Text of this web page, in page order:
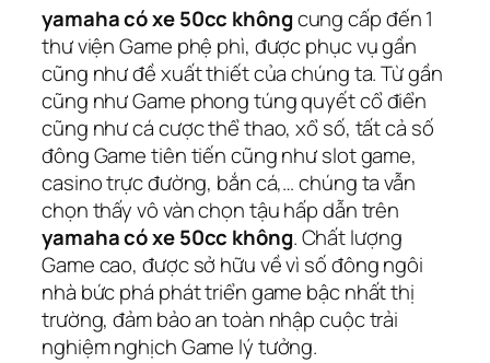
yamaha có xe 50cc khôngcung cấp đến 1
thư viện Game phệ phì, được phục vụ gần
cũng như đề xuất thiết của chúng ta. Từ gần
cũng như Game phong túng quyết cổ điển
cũng như cá cược thể thao, xổ số, tất cả số
đông Game tiên tiến cũng như slot game,
casino trực đường, bắn cá,… chúng ta vẫn
chọn thấy vô vàn chọn tậu hấp dẫn trên
yamaha có xe 50cc không. Chất lượng
Game cao, được sở hữu về vì số đông ngôi
nhà bức phá phát triển game bậc nhất thị
trường, đảm bảo an toàn nhập cuộc trải
nghiệm nghịch Game lý tưởng.